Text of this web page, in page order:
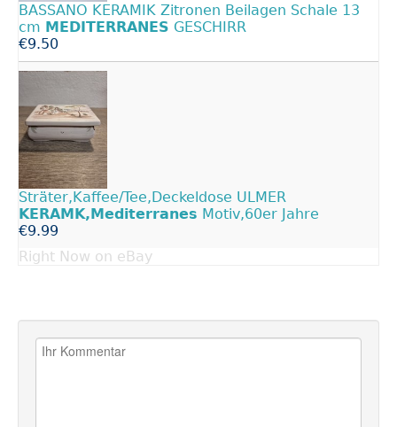
BASSANO KERAMIK Zitronen Beilagen Schale 13
cm MEDITERRANES GESCHIRR
€9.50
Sträter,Kaffee/Tee,Deckeldose ULMER
KERAMK,Mediterranes Motiv,60er Jahre
€9.99
Right Now on eBay